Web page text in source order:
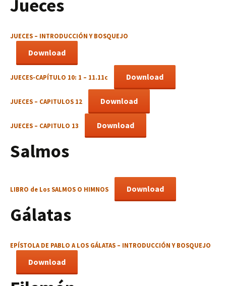
Jueces
JUECES – INTRODUCCIÓN Y BOSQUEJO
Download
JUECES-CAPÍTULO 10: 1 – 11.11c Download
JUECES – CAPITULOS 12 Download
JUECES – CAPITULO 13 Download
Salmos
LIBRO de Los SALMOS O HIMNOS Download
Gálatas
EPÍSTOLA DE PABLO A LOS GÁLATAS – INTRODUCCIÓN Y BOSQUEJO
Download